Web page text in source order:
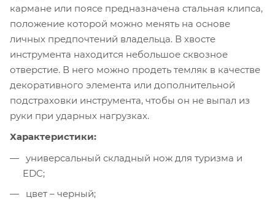
кармане или поясе предназначена стальная клипса,
положение которой можно менять на основе
личных предпочтений владельца. В хвосте
инструмента находится небольшое сквозное
отверстие. В него можно продеть темляк в качестве
декоративного элемента или дополнительной
подстраховки инструмента, чтобы он не выпал из
руки при ударных нагрузках.
Характеристики:
универсальный складный нож для туризма и
EDC;
цвет – черный;